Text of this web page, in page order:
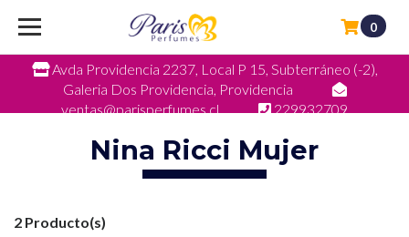
Avda Providencia 2237, Local P 15, Subterráneo (-2),
Galeria Dos Providencia, Providencia
ventas@parisperfumes.cl
229932709
0
Nina Ricci Mujer
2 Producto(s)